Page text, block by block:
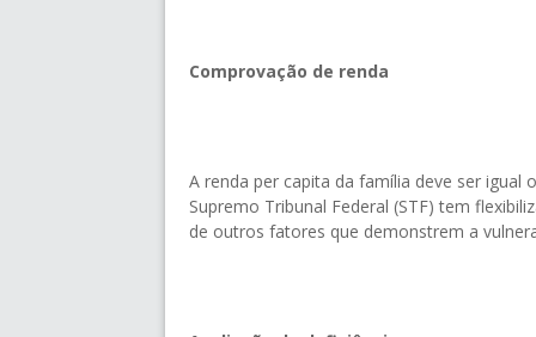
Comprovação de renda
A renda per capita da família deve ser
Supremo Tribunal Federal (STF) tem
de outros fatores que demonstrem a